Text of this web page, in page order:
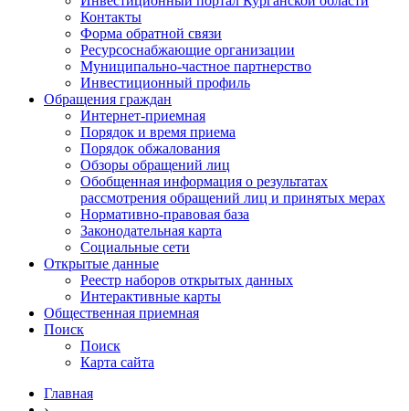
Контакты
Форма обратной связи
Ресурсоснабжающие организации
Муниципально-частное партнерство
Инвестиционный профиль
Обращения граждан
Интернет-приемная
Порядок и время приема
Порядок обжалования
Обзоры обращений лиц
Обобщенная информация о результатах
рассмотрения обращений лиц и принятых мерах
Нормативно-правовая база
Законодательная карта
Социальные сети
Открытые данные
Реестр наборов открытых данных
Интерактивные карты
Общественная приемная
Поиск
Поиск
Карта сайта
Главная